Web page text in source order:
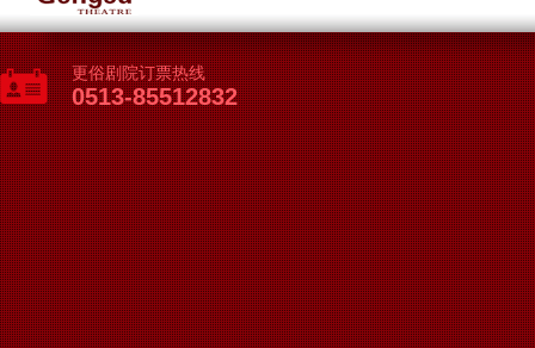
更俗剧院订票热线
0513-85512832